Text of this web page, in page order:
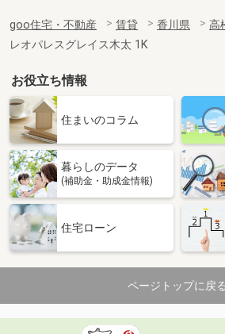
goo住宅・不動産 賃貸 香川県 高
レオパレスグレイス木太 1K
お役立ち情報
住まいのコラム
暮らしのデータ
(補助金・助成金情報)
住宅ローン
ページトップに戻る